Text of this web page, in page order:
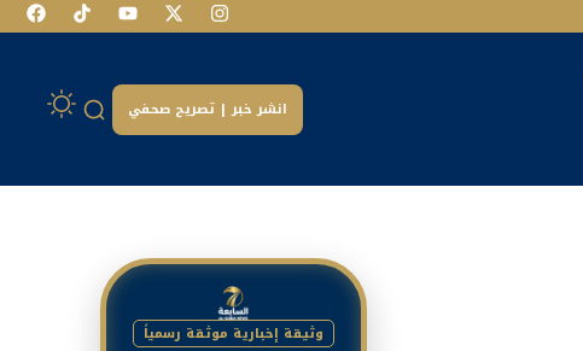
انشر خبر | تصريح صحفي
وثيقة إخبارية موثقة رسمياً